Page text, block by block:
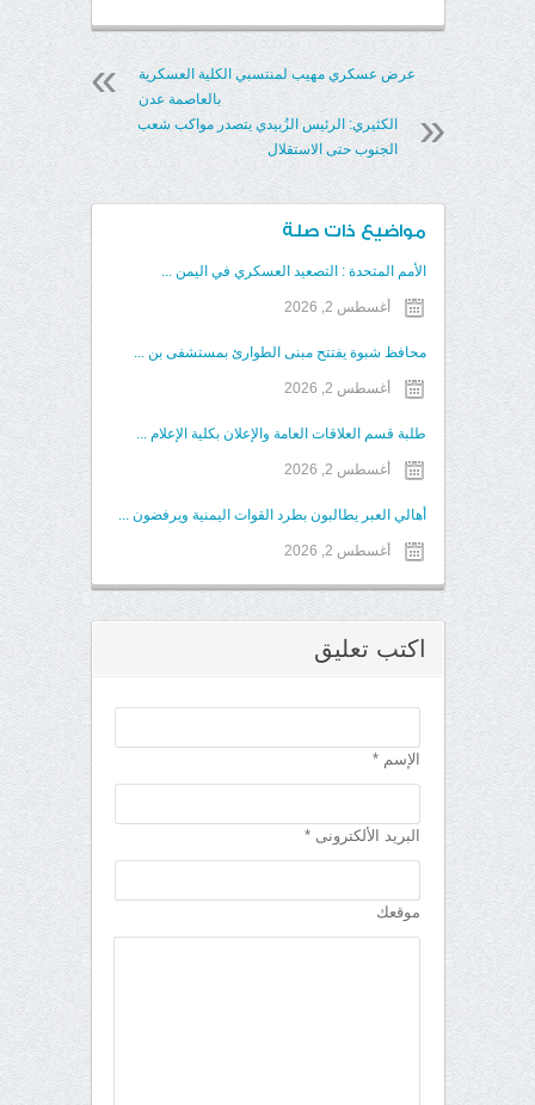
عرض عسكري مهيب لمنتسبي الكلية العسكرية
بالعاصمة عدن
الكثيري: الرئيس الزُبيدي يتصدر مواكب شعب
الجنوب حتى الاستقلال
مواضيع ذات صلة
الأمم المتحدة : التصعيد العسكري في اليمن ...
أغسطس 2, 2026
محافظ شبوة يفتتح مبنى الطوارئ بمستشفى بن ...
أغسطس 2, 2026
طلبة قسم العلاقات العامة والإعلان بكلية الإعلام ...
أغسطس 2, 2026
أهالي العبر يطالبون بطرد القوات اليمنية ويرفضون ...
أغسطس 2, 2026
اكتب تعليق
الإسم *
البريد الألكترونى *
موقعك